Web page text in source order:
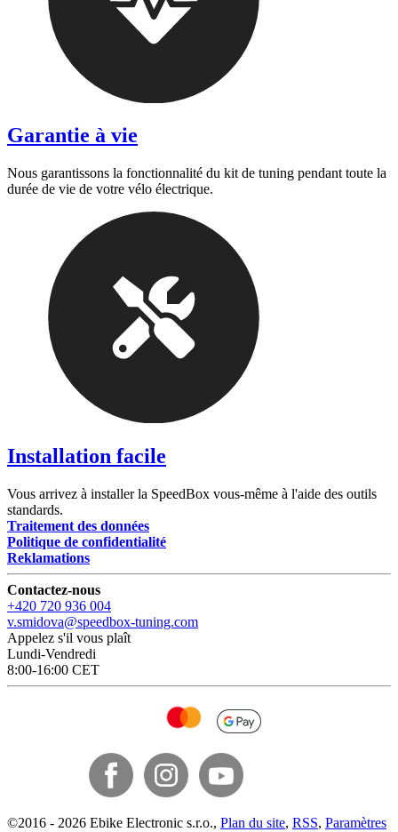
Garantie à vie
Nous garantissons la fonctionnalité du kit de tuning pendant toute la
durée de vie de votre vélo électrique.
Installation facile
Vous arrivez à installer la SpeedBox vous-même à l'aide des outils
standards.
Traitement des données
Politique de confidentialité
Reklamations
Contactez-nous
+420 720 936 004
v.smidova@speedbox-tuning.com
Appelez s'il vous plaît
Lundi-Vendredi
8:00-16:00 CET
©2016 - 2026 Ebike Electronic s.r.o., Plan du site, RSS, Paramètres